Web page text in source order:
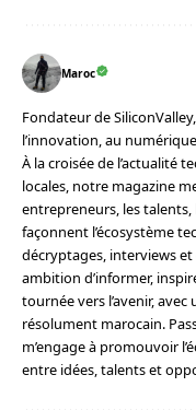
Maroc
Fondateur de
l’innovation, au
À la croisée de l’actualité
locales, notre magazine
entrepreneurs, les
façonnent l’écosystème
décryptages, interviews
ambition d’informer,
tournée vers l’avenir,
résolument marocain.
m’engage à promouvoir
entre idées, talents et